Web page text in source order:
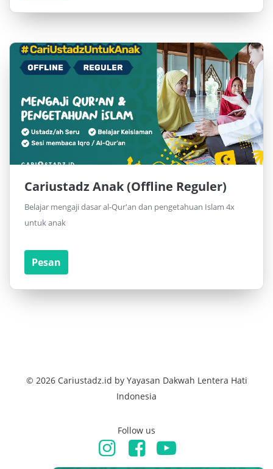
Cariustadz Anak (Offline Reguler)
Belajar mengaji dasar al-Qur'an dan pengetahuan Islam 4x
untuk anak
Pesan
© 2026 Cariustadz.id by Yayasan Dakwah Lentera Hati
Indonesia
Follow us